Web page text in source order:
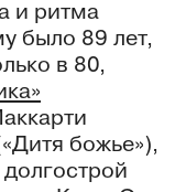
и ритма
было 89 лет,
в 80,
божье»),